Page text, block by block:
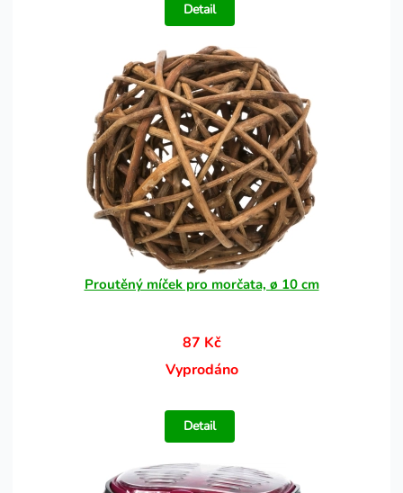
Detail
Proutěný míček pro morčata, ø 10 cm
87 Kč
Vyprodáno
Detail